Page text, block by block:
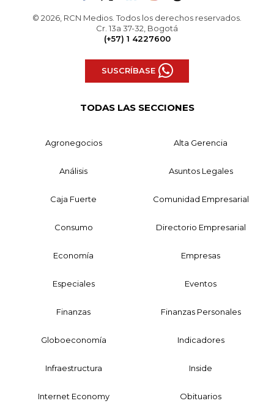
© 2026, RCN Medios. Todos los derechos reservados.
Cr. 13a 37-32, Bogotá
(+57) 1 4227600
SUSCRÍBASE
TODAS LAS SECCIONES
Agronegocios Alta Gerencia
Análisis Asuntos Legales
Caja Fuerte Comunidad Empresarial
Consumo Directorio Empresarial
Economía Empresas
Especiales Eventos
Finanzas Finanzas Personales
Globoeconomía Indicadores
Infraestructura Inside
Internet Economy Obituarios